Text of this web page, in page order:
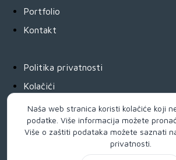
Portfolio
Kontakt
Politika privatnosti
Kolačići
Pay by link
Uslovi plaćanja
Usluge,povraćaj,reklamacije
Naša web stranica koristi kolačiće koji
podatke. Više informacija možete
Više o zaštiti podataka možete saznati
privatnosti